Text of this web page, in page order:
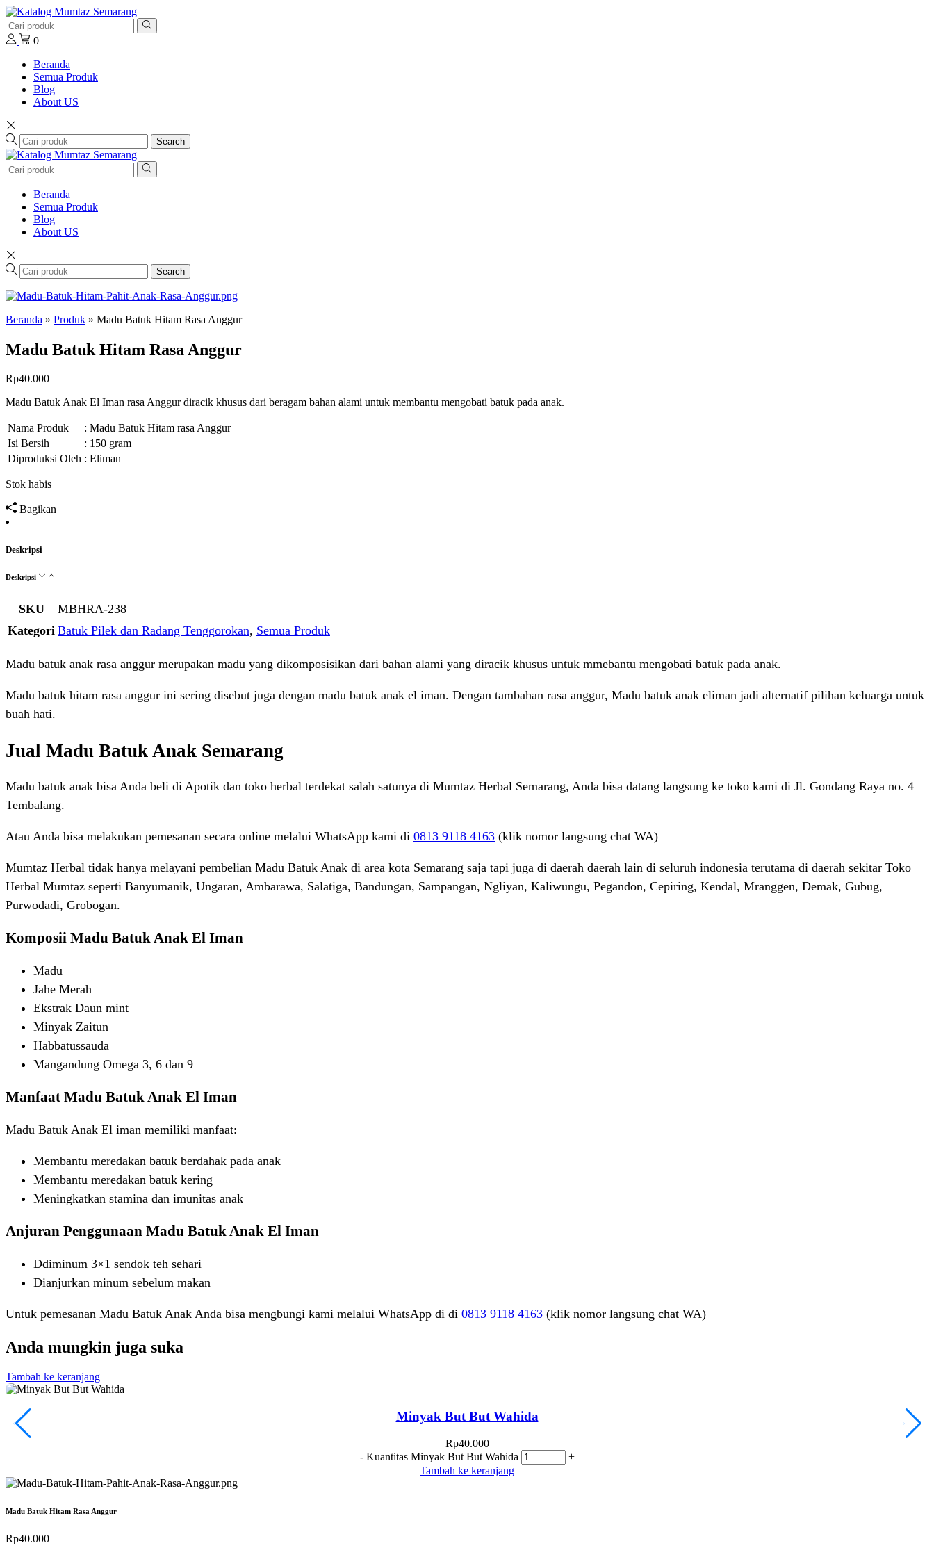
0
Beranda
Semua Produk
Blog
About US
Search
Beranda
Semua Produk
Blog
About US
Search
Beranda » Produk » Madu Batuk Hitam Rasa Anggur
Madu Batuk Hitam Rasa Anggur
Rp40.000
Madu Batuk Anak El Iman rasa Anggur diracik khusus dari beragam bahan alami untuk membantu mengobati batuk pada anak.
Nama Produk
: Madu Batuk Hitam rasa Anggur
Isi Bersih
: 150 gram
Diproduksi Oleh : Eliman
Stok habis
Bagikan
Deskripsi
Deskripsi
SKU
MBHRA-238
Kategori Batuk Pilek dan Radang Tenggorokan, Semua Produk
Madu batuk anak rasa anggur merupakan madu yang dikomposisikan dari bahan alami yang diracik khusus untuk mmebantu mengobati batuk pada anak.
Madu batuk hitam rasa anggur ini sering disebut juga dengan madu batuk anak el iman. Dengan tambahan rasa anggur, Madu batuk anak eliman jadi alternatif pilihan keluarga untuk
buah hati.
Jual Madu Batuk Anak Semarang
Madu batuk anak bisa Anda beli di Apotik dan toko herbal terdekat salah satunya di Mumtaz Herbal Semarang, Anda bisa datang langsung ke toko kami di Jl. Gondang Raya no. 4
Tembalang.
Atau Anda bisa melakukan pemesanan secara online melalui WhatsApp kami di 0813 9118 4163 (klik nomor langsung chat WA)
Mumtaz Herbal tidak hanya melayani pembelian Madu Batuk Anak di area kota Semarang saja tapi juga di daerah daerah lain di seluruh indonesia terutama di daerah sekitar Toko
Herbal Mumtaz seperti Banyumanik, Ungaran, Ambarawa, Salatiga, Bandungan, Sampangan, Ngliyan, Kaliwungu, Pegandon, Cepiring, Kendal, Mranggen, Demak, Gubug,
Purwodadi, Grobogan.
Komposii Madu Batuk Anak El Iman
Madu
Jahe Merah
Ekstrak Daun mint
Minyak Zaitun
Habbatussauda
Mangandung Omega 3, 6 dan 9
Manfaat Madu Batuk Anak El Iman
Madu Batuk Anak El iman memiliki manfaat:
Membantu meredakan batuk berdahak pada anak
Membantu meredakan batuk kering
Meningkatkan stamina dan imunitas anak
Anjuran Penggunaan Madu Batuk Anak El Iman
Ddiminum 3×1 sendok teh sehari
Dianjurkan minum sebelum makan
Untuk pemesanan Madu Batuk Anak Anda bisa mengbungi kami melalui WhatsApp di di 0813 9118 4163 (klik nomor langsung chat WA)
Anda mungkin juga suka
Tambah ke keranjang
Minyak But But Wahida
Rp40.000
- Kuantitas Minyak But But Wahida
+
Tambah ke keranjang
Madu Batuk Hitam Rasa Anggur
Rp40.000